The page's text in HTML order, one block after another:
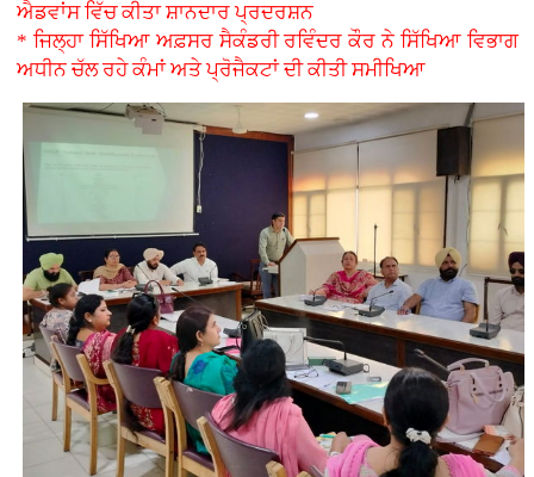
ਐਡਵਾਂਸ ਵਿੱਚ ਕੀਤਾ ਸ਼ਾਨਦਾਰ ਪ੍ਰਦਰਸ਼ਨ
* ਜਿਲ੍ਹਾ ਸਿੱਖਿਆ ਅਫ਼ਸਰ ਸੈਕੰਡਰੀ ਰਵਿੰਦਰ ਕੌਰ ਨੇ ਸਿੱਖਿਆ ਵਿਭਾਗ
ਅਧੀਨ ਚੱਲ ਰਹੇ ਕੰਮਾਂ ਅਤੇ ਪ੍ਰੋਜੈਕਟਾਂ ਦੀ ਕੀਤੀ ਸਮੀਖਿਆ